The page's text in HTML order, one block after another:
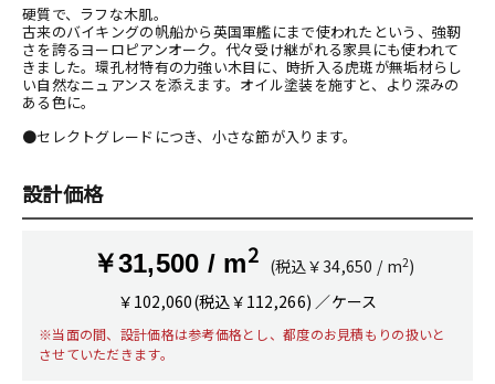
硬質で、ラフな木肌。
古来のバイキングの帆船から英国軍艦にまで使われたという、強靭
さを誇るヨーロピアンオーク。代々受け継がれる家具にも使われて
きました。環孔材特有の力強い木目に、時折入る虎斑が無垢材らし
い自然なニュアンスを添えます。オイル塗装を施すと、より深みの
ある色に。
●セレクトグレードにつき、小さな節が入ります。
設計価格
￥31,500 / m2 (税込￥34,650 / m2)
￥102,060(税込￥112,266) ／ケース
※当面の間、設計価格は参考価格とし、都度のお見積もりの扱いと
させていただきます。